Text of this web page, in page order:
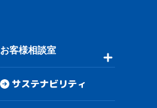
お客様相談室
サステナビリティ